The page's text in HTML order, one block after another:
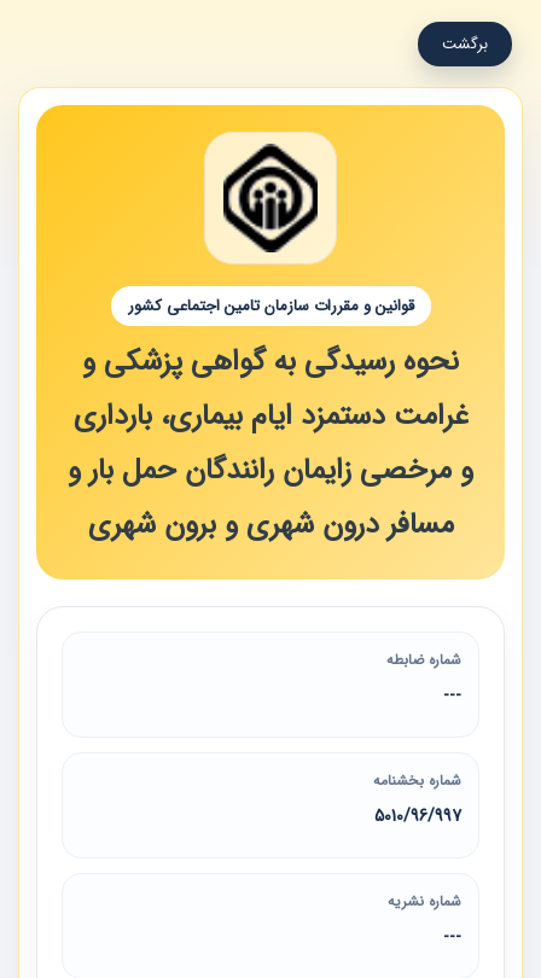
برگشت
قوانین و مقررات سازمان تامین اجتماعی کشور
نحوه رسیدگی به گواهی پزشکی و
غرامت دستمزد ایام بیماری، بارداری
و مرخصی زایمان رانندگان حمل بار و
مسافر درون شهری و برون شهری
شماره ضابطه
---
شماره بخشنامه
5010/96/997
شماره نشریه
---